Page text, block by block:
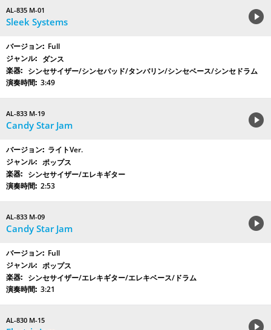
AL-835 M-01
Sleek Systems
Full
ダンス
シンセサイザー/シンセパッド/タンバリン/シンセベース/シンセドラム
3:49
AL-833 M-19
Candy Star Jam
ライトVer.
ポップス
シンセサイザー/エレキギター
2:53
AL-833 M-09
Candy Star Jam
Full
ポップス
シンセサイザー/エレキギター/エレキベース/ドラム
3:21
AL-830 M-15